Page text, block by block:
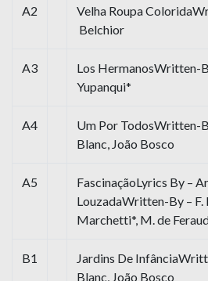
A2
Velha Roupa
Belchior
A3
Los HermanosWritten-
Yupanqui*
A4
Um Por TodosWritten-
Blanc, João Bosco
A5
FascinaçãoLyrics By –
LouzadaWritten-By – F.
Marchetti*, M. de
B1
Jardins De
Blanc, João Bosco